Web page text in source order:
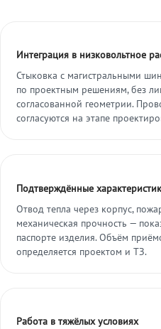
Интеграция в низковольтное
Стыковка с магистральными
по проектным решениям, без
согласованной геометрии.
согласуются на этапе
Подтверждённые
Отвод тепла через корпус,
механическая прочность —
паспорте изделия. Объём
определяется проектом и ТЗ.
Работа в тяжёлых условиях